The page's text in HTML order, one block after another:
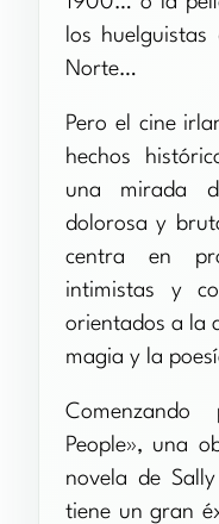
los
Norte…
Pero el cine
hechos
una mirada
dolorosa y
centra en
intimistas y
orientados a la
magia y la
People», una
novela de
tiene un gran